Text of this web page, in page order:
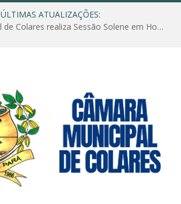
ÚLTIMAS ATUALIZAÇÕES:
Câmara Municipal de Colares realiza Sessão Solene em Homenagem ao Dia das Mães